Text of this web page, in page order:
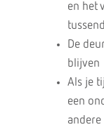
en het
De
blijven
Als je
een